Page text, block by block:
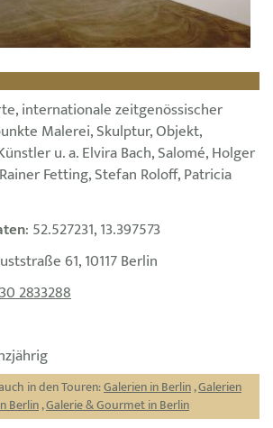
internationale zeitgenössischer
Malerei, Skulptur, Objekt,
u. a. Elvira Bach, Salomé, Holger
Fetting, Stefan Roloff, Patricia
: 52.527231, 13.397573
61, 10117 Berlin
2833288
in den Touren:Galerien in Berlin,Galerien
Berlin,Galerie & Gourmet in Berlin